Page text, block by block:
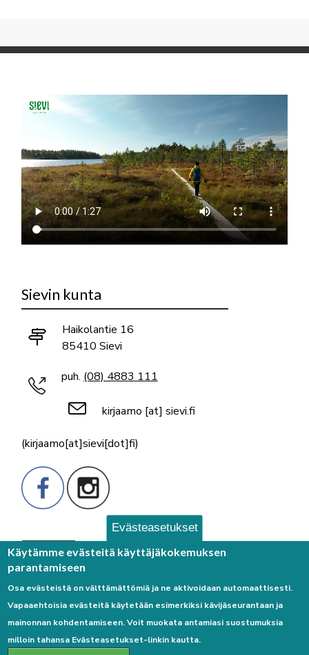
Sievin kunta
Haikolantie 16
85410 Sievi
puh.(08) 4883 111
kirjaamo [at] sievi.fi
(kirjaamo[at]sievi[dot]fi)
Palaute
Linkkejä
Evästeasetukset
Käytämme evästeitä käyttäjäkokemuksen
parantamiseen
Osa evästeistä on välttämättömiä ja ne aktivoidaan automaattisesti.
Vapaaehtoisia evästeitä käytetään esimerkiksi kävijäseurantaan ja
mainonnan kohdentamiseen. Voit muokata antamiasi suostumuksia
milloin tahansa Evästeasetukset-linkin kautta.